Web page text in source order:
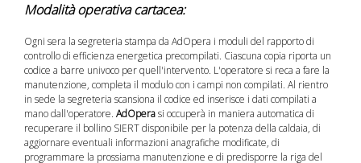
Modalità operativa cartacea:
Ogni sera la segreteria stampa da AdOpera i moduli del rapporto di
controllo di efficienza energetica precompilati. Ciascuna copia riporta un
codice a barre univoco per quell'intervento. L'operatore si reca a fare la
manutenzione, completa il modulo con i campi non compilati. Al rientro
in sede la segreteria scansiona il codice ed inserisce i dati compilati a
mano dall'operatore. AdOperasi occuperà in maniera automatica di
recuperare il bollino SIERT disponibile per la potenza della caldaia, di
aggiornare eventuali informazioni anagrafiche modificate, di
programmare la prossiama manutenzione e di predisporre la riga del